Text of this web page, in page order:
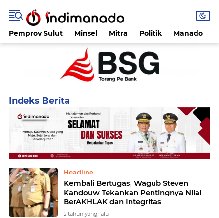
Pemprov Sulut Minsel Mitra Politik Manado
Headline
Kembali Bertugas, Wagub Steven
Kandouw Tekankan Pentingnya Nilai
BerAKHLAK dan Integritas
2 tahun yang lalu